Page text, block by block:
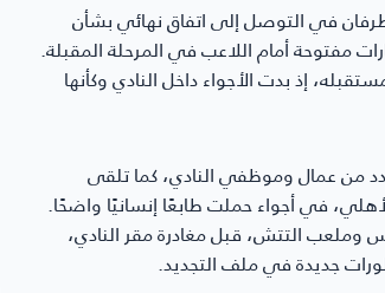
في التوصل إلى اتفاق نهائي بشأن
مفتوحة أمام اللاعب في المرحلة المقبلة.
إذ بدت الأجواء داخل النادي وكأنها
من عمال وموظفي النادي، كما تلقى
في أجواء حملت طابعًا إنسانيًا واضحًا.
التتش، قبل مغادرة مقر النادي،
جديدة في ملف التجديد.